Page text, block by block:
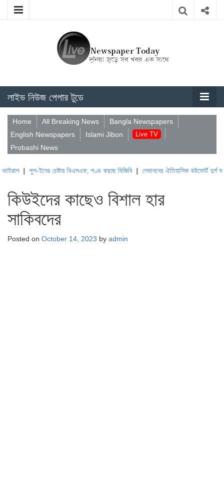
লাইভ নিউজ পেপার টুডে
Home All Breaking News
Bangla Newspapers
English Newspapers
Islami Jibon Live TV
Probashi News
পুশ-ইনের চেষ্টায় বিএসএফ, পণ্ড করছে বিজিবি|লেবাননের ঐতিহাসিক বউফোর্ট দুর্গ দখল করল
কিউইদের কাছেও বিশাল হার
সাকিবদের
Posted on October 14, 2023 by admin